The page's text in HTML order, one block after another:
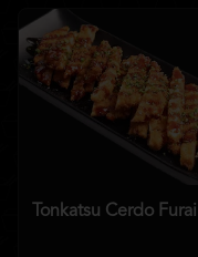
Tonkatsu Cerdo Furai